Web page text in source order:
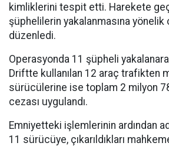
kimliklerini tespit etti. Harekete
şüphelilerin yakalanmasına yönelik
düzenledi.
Operasyonda 11 şüpheli
Driftte kullanılan 12 araç trafikten
sürücülerine ise toplam 2 milyon
cezası uygulandı.
Emniyetteki işlemlerinin ardından
11 sürücüye, çıkarıldıkları